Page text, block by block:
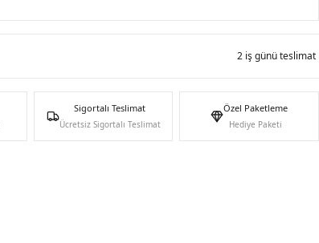
2 iş günü teslimat
Sigortalı Teslimat
Ücretsiz Sigortalı Teslimat
Özel Paketleme
Hediye Paketi